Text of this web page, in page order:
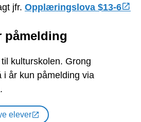
jfr. Opplæringslova $13-6
påmelding
kulturskolen. Grong
i år kun påmelding via
elever